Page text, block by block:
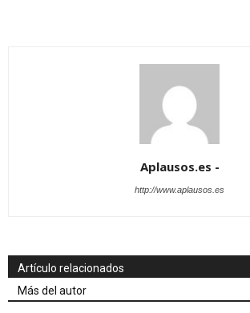
Aplausos.es -
http://www.aplausos.es
Artículo relacionados
Más del autor